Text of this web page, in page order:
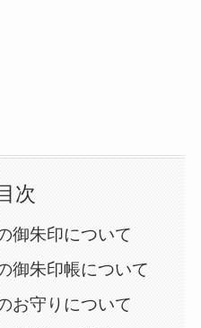
目次
御朱印について
御朱印帳について
お守りについて